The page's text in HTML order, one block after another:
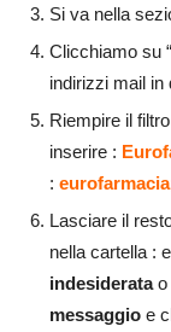
Si va nella
Clicchiamo su
indirizzi mail in
Riempire il
inserire :
:
Lasciare il
nella cartella :
indesideratao
messaggio e